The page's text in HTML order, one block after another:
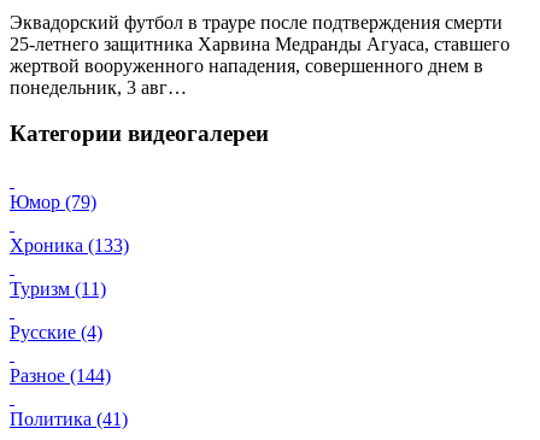
Эквадорский футбол в трауре после подтверждения смерти
25-летнего защитника Харвина Медранды Агуаса, ставшего
жертвой вооруженного нападения, совершенного днем в
понедельник, 3 авг…
Категории видеогалереи
Юмор (79)
Хроника (133)
Туризм (11)
Русские (4)
Разное (144)
Политика (41)